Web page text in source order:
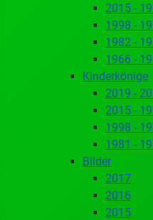
2015 -
1998 -
1982 -
1966 -
Kinderkönige
2019 -
2015 -
1998 -
1981 -
Bilder
2017
2016
2015